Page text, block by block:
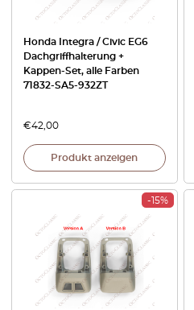
Honda Integra / Civic EG6
Dachgriffhalterung +
Kappen-Set, alle Farben
71832-SA5-932ZT
€42,00
Produkt anzeigen
-15%